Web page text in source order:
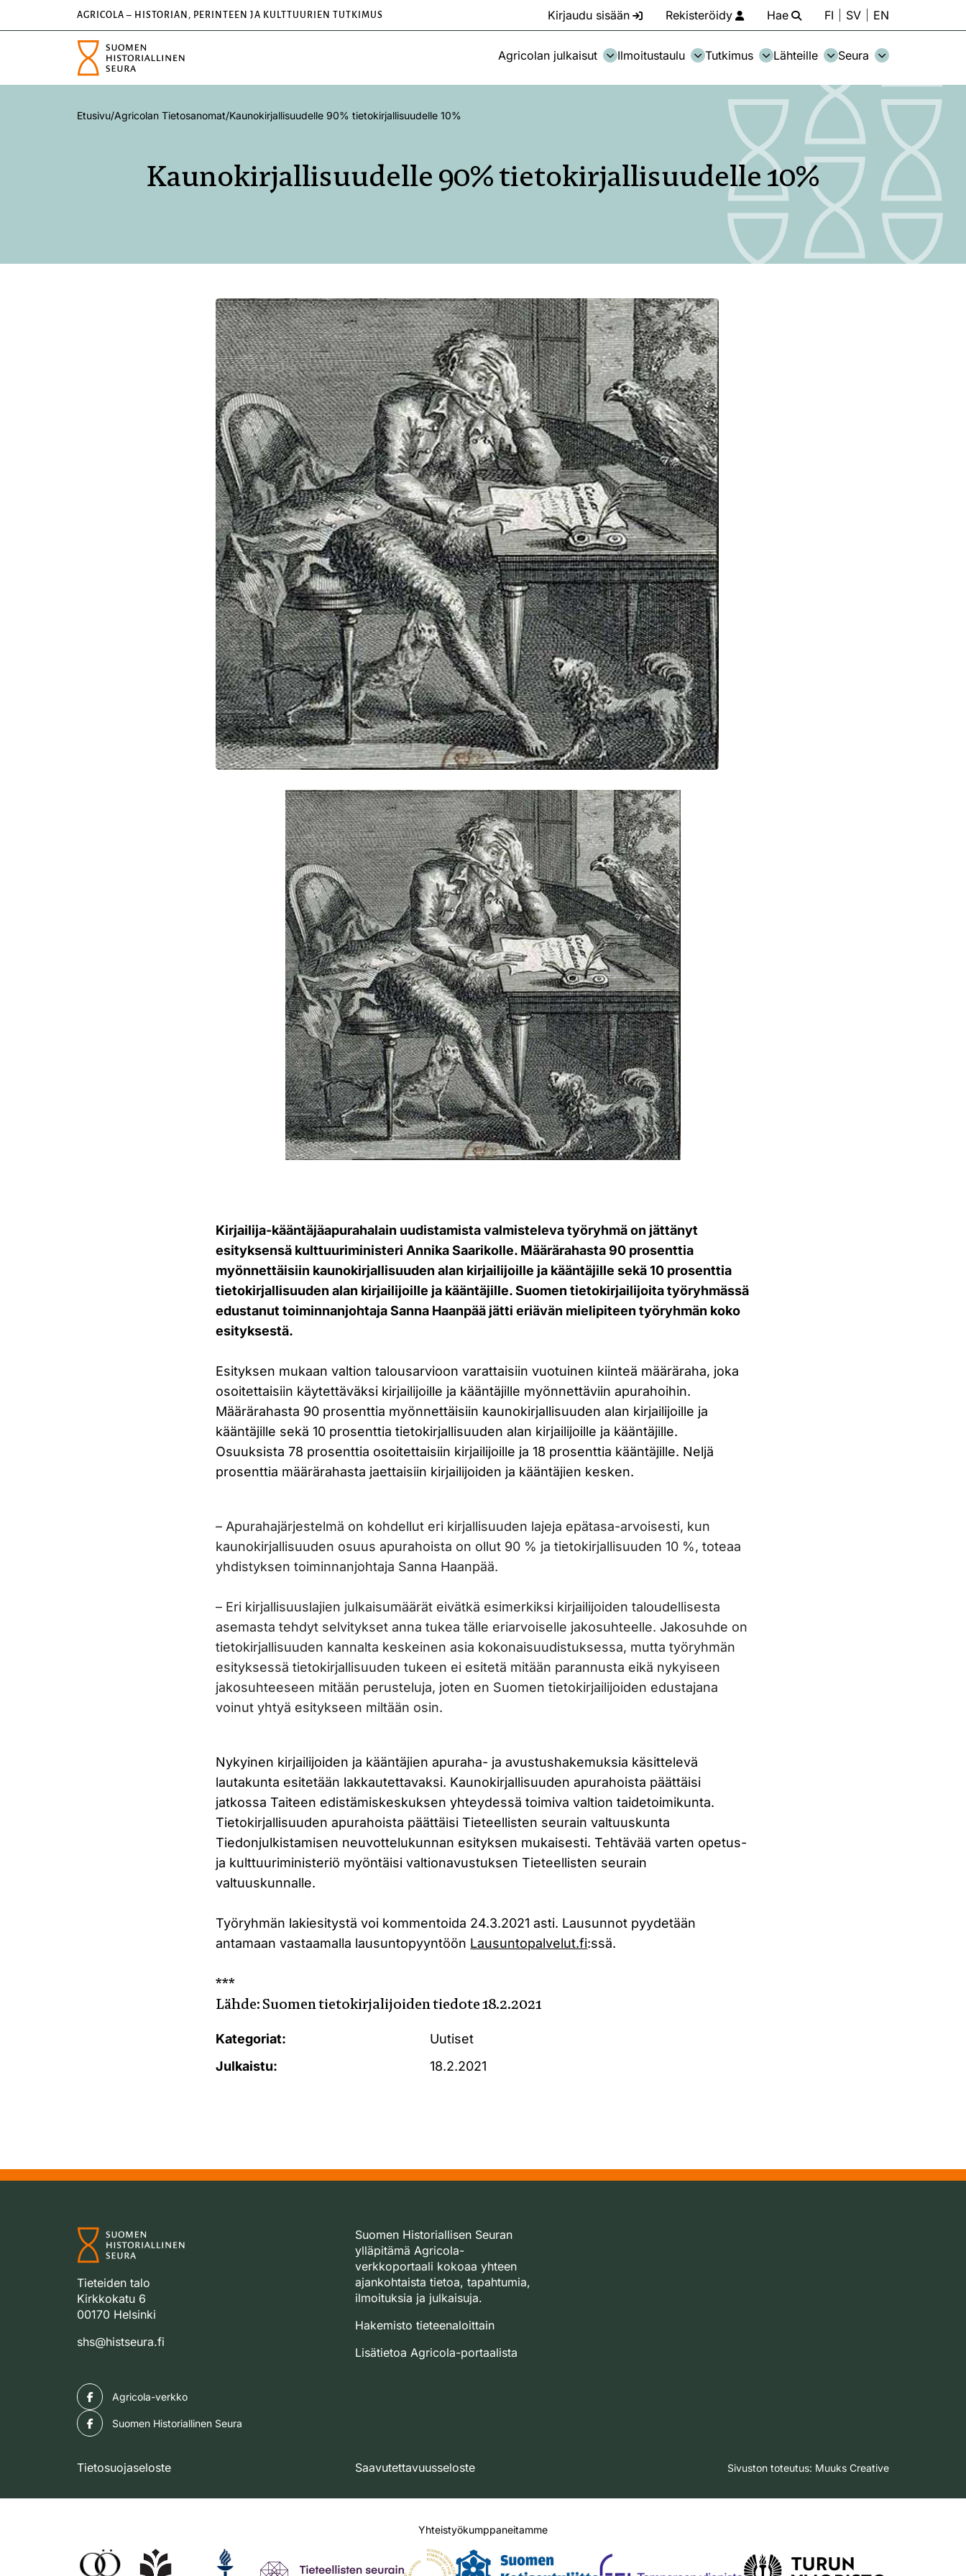
AGRICOLA – HISTORIAN, PERINTEEN JA KULTTUURIEN TUTKIMUS Kirjaudu sisään Rekisteröidy Hae FI SV EN
Agricolan julkaisut Ilmoitustaulu Tutkimus Lähteille Seura
Etusivu/Agricolan Tietosanomat/Kaunokirjallisuudelle 90% tietokirjallisuudelle 10%
Kaunokirjallisuudelle 90% tietokirjallisuudelle 10%
Kirjailija-kääntäjäapurahalain uudistamista valmisteleva työryhmä on jättänyt
esityksensä kulttuuriministeri Annika Saarikolle. Määrärahasta 90 prosenttia
myönnettäisiin kaunokirjallisuuden alan kirjailijoille ja kääntäjille sekä 10 prosenttia
tietokirjallisuuden alan kirjailijoille ja kääntäjille. Suomen tietokirjailijoita työryhmässä
edustanut toiminnanjohtaja Sanna Haanpää jätti eriävän mielipiteen työryhmän koko
esityksestä.
Esityksen mukaan valtion talousarvioon varattaisiin vuotuinen kiinteä määräraha, joka
osoitettaisiin käytettäväksi kirjailijoille ja kääntäjille myönnettäviin apurahoihin.
Määrärahasta 90 prosenttia myönnettäisiin kaunokirjallisuuden alan kirjailijoille ja
kääntäjille sekä 10 prosenttia tietokirjallisuuden alan kirjailijoille ja kääntäjille.
Osuuksista 78 prosenttia osoitettaisiin kirjailijoille ja 18 prosenttia kääntäjille. Neljä
prosenttia määrärahasta jaettaisiin kirjailijoiden ja kääntäjien kesken.
– Apurahajärjestelmä on kohdellut eri kirjallisuuden lajeja epätasa-arvoisesti, kun
kaunokirjallisuuden osuus apurahoista on ollut 90 % ja tietokirjallisuuden 10 %, toteaa
yhdistyksen toiminnanjohtaja Sanna Haanpää.
– Eri kirjallisuuslajien julkaisumäärät eivätkä esimerkiksi kirjailijoiden taloudellisesta
asemasta tehdyt selvitykset anna tukea tälle eriarvoiselle jakosuhteelle. Jakosuhde on
tietokirjallisuuden kannalta keskeinen asia kokonaisuudistuksessa, mutta työryhmän
esityksessä tietokirjallisuuden tukeen ei esitetä mitään parannusta eikä nykyiseen
jakosuhteeseen mitään perusteluja, joten en Suomen tietokirjailijoiden edustajana
voinut yhtyä esitykseen miltään osin.
Nykyinen kirjailijoiden ja kääntäjien apuraha- ja avustushakemuksia käsittelevä
lautakunta esitetään lakkautettavaksi. Kaunokirjallisuuden apurahoista päättäisi
jatkossa Taiteen edistämiskeskuksen yhteydessä toimiva valtion taidetoimikunta.
Tietokirjallisuuden apurahoista päättäisi Tieteellisten seurain valtuuskunta
Tiedonjulkistamisen neuvottelukunnan esityksen mukaisesti. Tehtävää varten opetus-
ja kulttuuriministeriö myöntäisi valtionavustuksen Tieteellisten seurain
valtuuskunnalle.
Työryhmän lakiesitystä voi kommentoida 24.3.2021 asti. Lausunnot pyydetään
antamaan vastaamalla lausuntopyyntöön Lausuntopalvelut.fi:ssä.
***
Lähde: Suomen tietokirjalijoiden tiedote 18.2.2021
Kategoriat:
Uutiset
Julkaistu:
18.2.2021
Tieteiden talo
Kirkkokatu 6
00170 Helsinki
shs@histseura.fi
Suomen Historiallisen Seuran
ylläpitämä Agricola-
verkkoportaali kokoaa yhteen
ajankohtaista tietoa, tapahtumia,
ilmoituksia ja julkaisuja.
Hakemisto tieteenaloittain
Lisätietoa Agricola-portaalista
Agricola-verkko
Suomen Historiallinen Seura
Tietosuojaseloste Saavutettavuusseloste Sivuston toteutus: Muuks Creative
Yhteistyökumppaneitamme